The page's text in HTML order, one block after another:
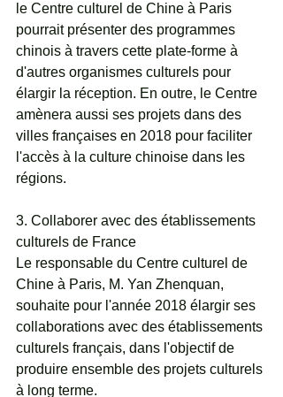
le Centre culturel de Chine à Paris
pourrait présenter des programmes
chinois à travers cette plate-forme à
d'autres organismes culturels pour
élargir la réception. En outre, le Centre
amènera aussi ses projets dans des
villes françaises en 2018 pour faciliter
l'accès à la culture chinoise dans les
régions.
3. Collaborer avec des établissements
culturels de France
Le responsable du Centre culturel de
Chine à Paris, M. Yan Zhenquan,
souhaite pour l'année 2018 élargir ses
collaborations avec des établissements
culturels français, dans l'objectif de
produire ensemble des projets culturels
à long terme.